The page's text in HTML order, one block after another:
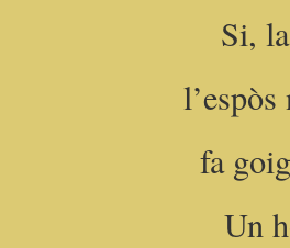
Si,
fa
Un